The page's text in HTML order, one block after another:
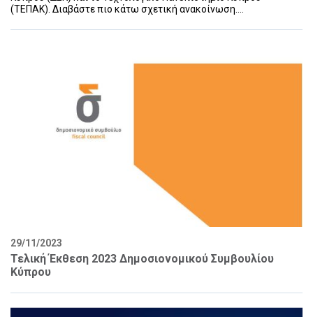
(ΤΕΠΑΚ). Διαβάστε πιο κάτω σχετική ανακοίνωση....
29/11/2023
Τελική Έκθεση 2023 Δημοσιονομικού Συμβουλίου
Κύπρου